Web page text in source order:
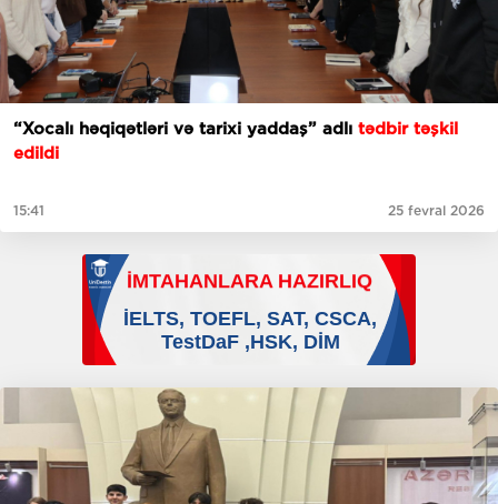
“Xocalı həqiqətləri və tarixi yaddaş” adlı tədbir təşkil
edildi
15:41 25 fevral 2026